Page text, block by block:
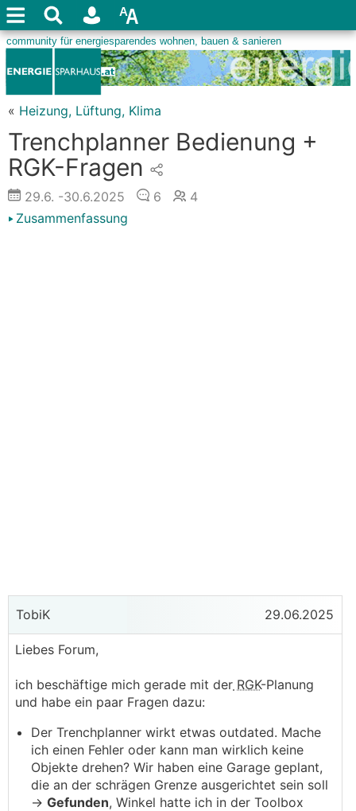
« Heizung, Lüftung, Klima
Trenchplanner Bedienung +
RGK-Fragen
29.6. -30.6.2025 6
4
Zusammenfassung
TobiK 29.06.2025
Liebes Forum,
ich beschäftige mich gerade mit der RGK-Planung
und habe ein paar Fragen dazu:
Der Trenchplanner wirkt etwas outdated. Mache
ich einen Fehler oder kann man wirklich keine
Objekte drehen? Wir haben eine Garage geplant,
die an der schrägen Grenze ausgerichtet sein soll
-> Gefunden, Winkel hatte ich in der Toolbox